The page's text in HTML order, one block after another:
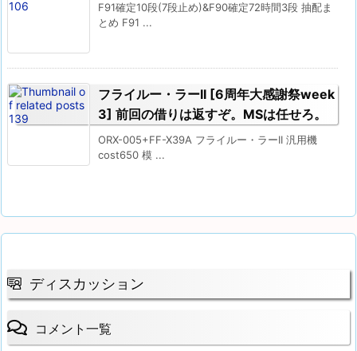
F91確定10段(7段止め)&F90確定72時間3段 抽配ま
とめ F91 ...
フライルー・ラーII [6周年大感謝祭week
3] 前回の借りは返すぞ。MSは任せろ。
ORX-005+FF-X39A フライルー・ラーII 汎用機
cost650 模 ...
ディスカッション
コメント一覧